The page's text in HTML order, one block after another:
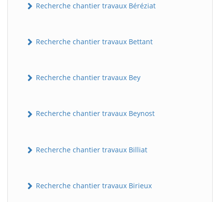
Recherche chantier travaux Béréziat
Recherche chantier travaux Bettant
Recherche chantier travaux Bey
Recherche chantier travaux Beynost
Recherche chantier travaux Billiat
Recherche chantier travaux Birieux